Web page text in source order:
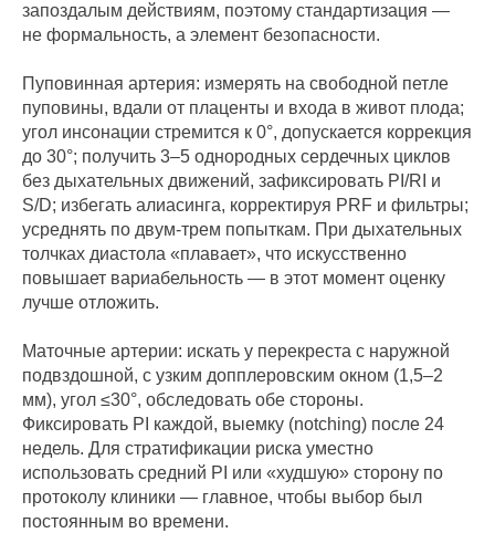
запоздалым действиям, поэтому стандартизация —
не формальность, а элемент безопасности.
Пуповинная артерия: измерять на свободной петле
пуповины, вдали от плаценты и входа в живот плода;
угол инсонации стремится к 0°, допускается коррекция
до 30°; получить 3–5 однородных сердечных циклов
без дыхательных движений, зафиксировать PI/RI и
S/D; избегать алиасинга, корректируя PRF и фильтры;
усреднять по двум-трем попыткам. При дыхательных
толчках диастола «плавает», что искусственно
повышает вариабельность — в этот момент оценку
лучше отложить.
Маточные артерии: искать у перекреста с наружной
подвздошной, с узким допплеровским окном (1,5–2
мм), угол ≤30°, обследовать обе стороны.
Фиксировать PI каждой, выемку (notching) после 24
недель. Для стратификации риска уместно
использовать средний PI или «худшую» сторону по
протоколу клиники — главное, чтобы выбор был
постоянным во времени.